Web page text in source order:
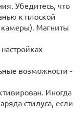
Убедитесь, что
к плоской
камеры). Магниты
возможности -
Иногда
стилуса, если